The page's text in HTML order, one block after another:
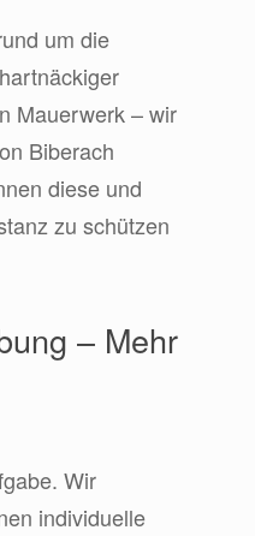
um die
Mauerwerk – wir
Biberach
diese und
zu schützen
– Mehr
Wir
individuelle